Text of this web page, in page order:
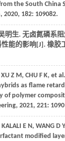
the South China
, 2020, 182: 109082.
明生. 无卤氮磷系
能的影响[J]. 橡胶
XU Z M, CHU F K, et al
as flame
of polymer
, 2021, 221:
KALALI E N, WANG D Y
modified